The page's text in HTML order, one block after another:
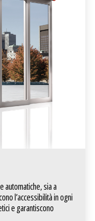
automatiche, sia a
l’accessibilità in ogni
e garantiscono